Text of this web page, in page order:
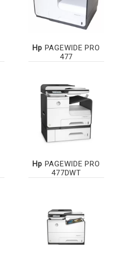
Hp PAGEWIDE PRO
477
Hp PAGEWIDE PRO
477DWT